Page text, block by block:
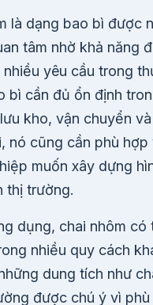
là dạng bao bì được
tâm nhờ khả năng
yêu cầu trong
bì cần đủ ổn định
kho, vận chuyển
nó cũng cần phù hợp
muốn xây dựng
thị trường.
dụng, chai nhôm có
nhiều quy cách
dung tích như
được chú ý vì